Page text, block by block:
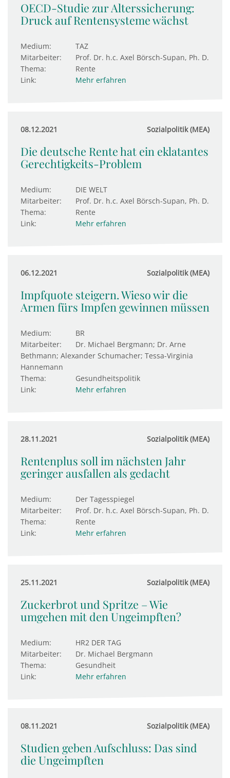
OECD-Studie zur Alterssicherung:
Druck auf Rentensysteme wächst
Medium:
TAZ
Mitarbeiter:
Prof. Dr. h.c. Axel Börsch-Supan, Ph. D.
Thema:
Rente
Link:
Mehr erfahren
08.12.2021 Sozialpolitik (MEA)
Die deutsche Rente hat ein eklatantes
Gerechtigkeits-Problem
Medium:
DIE WELT
Mitarbeiter:
Prof. Dr. h.c. Axel Börsch-Supan, Ph. D.
Thema:
Rente
Link:
Mehr erfahren
06.12.2021 Sozialpolitik (MEA)
Impfquote steigern. Wieso wir die
Armen fürs Impfen gewinnen müssen
Medium:
BR
Mitarbeiter:
Dr. Michael Bergmann; Dr. Arne
Bethmann; Alexander Schumacher; Tessa-Virginia
Hannemann
Thema:
Gesundheitspolitik
Link:
Mehr erfahren
28.11.2021 Sozialpolitik (MEA)
Rentenplus soll im nächsten Jahr
geringer ausfallen als gedacht
Medium:
Der Tagesspiegel
Mitarbeiter:
Prof. Dr. h.c. Axel Börsch-Supan, Ph. D.
Thema:
Rente
Link:
Mehr erfahren
25.11.2021 Sozialpolitik (MEA)
Zuckerbrot und Spritze – Wie
umgehen mit den Ungeimpften?
Medium:
HR2 DER TAG
Mitarbeiter:
Dr. Michael Bergmann
Thema:
Gesundheit
Link:
Mehr erfahren
08.11.2021 Sozialpolitik (MEA)
Studien geben Aufschluss: Das sind
die Ungeimpften